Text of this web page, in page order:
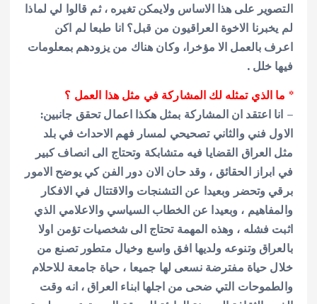
التصوير على هذا الاساس ولايمكن تغيره ، ثم قالوا لي لماذا
لم يخبرنا الاخوة العراقيون من قبل؟ انا طبعا لم اكن
اعرف بالعمل الا مؤخرا، وكان هناك من يزودهم بمعلومات
فيها خلل .
* ما الذي تمثله لك المشاركة في مثل هذا العمل ؟
– انا اعتقد ان المشاركة بمثل هكذا اعمال تحقق جانبين:
الاول فني والثاني تصحيحي لمسار فهم الاحداث في بلد
مثل العراق القضايا فيه متشابكة وتحتاج الى انصاف كبير
في ابراز الحقائق ، وقد حان الان دور الفن كي يوضح الامور
برقي وتحضر وبعيدا عن التشنجات والاقتتال في الافكار
والمفاهيم ، وبعيدا عن الخطاب السياسي والاعلامي الذي
اثبت فشله ، وهذه المهمة تحتاج الى شخصيات تؤمن اولا
بالعراق وتنوعه ولديها افق واسع وخيال متطور تصنع من
خلال حياة مفترضة نسعى لها جميعا ، حياة جامعة للاحلام
والطموحات التي ضحى من اجلها ابناء العراق ، انه وقت